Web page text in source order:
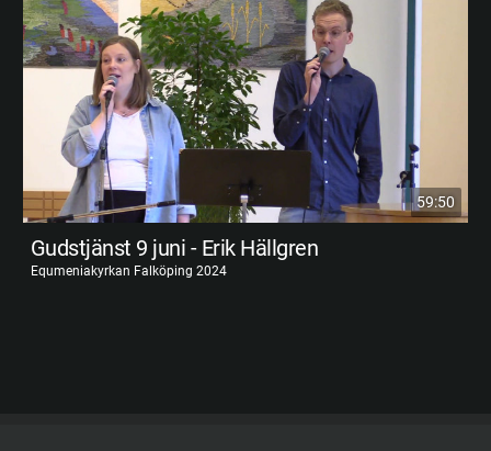
59:50
Gudstjänst 9 juni - Erik Hällgren
Equmeniakyrkan Falköping 2024